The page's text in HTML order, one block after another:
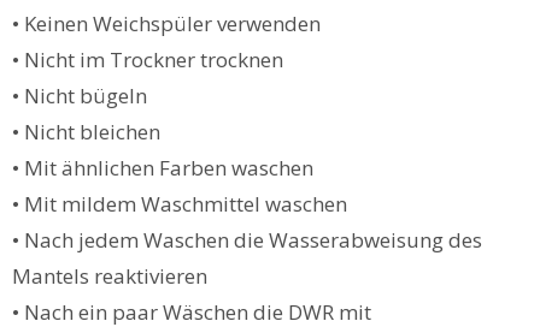
• Keinen Weichspüler verwenden
• Nicht im Trockner trocknen
• Nicht bügeln
• Nicht bleichen
• Mit ähnlichen Farben waschen
• Mit mildem Waschmittel waschen
• Nach jedem Waschen die Wasserabweisung des
Mantels reaktivieren
• Nach ein paar Wäschen die DWR mit